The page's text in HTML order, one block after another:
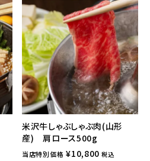
米沢牛しゃぶしゃぶ肉(山形
産) 肩ロース500g
当店特別価格 ¥10,800 税込